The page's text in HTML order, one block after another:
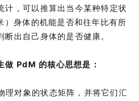
计，可以推算出当今某种特定状
身体的机能是否和往年比有所
出自己身体的是否健康。
做 PdM 的核心思想是：
理对象的状态矩阵，并将它们汇